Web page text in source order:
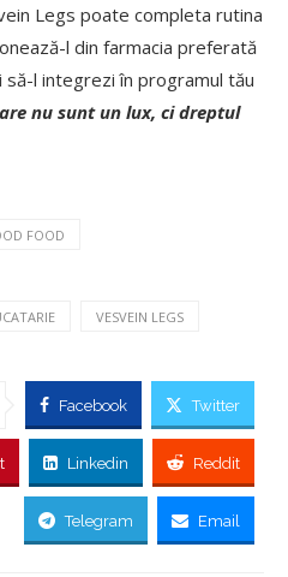
Legs poate completa rutina
l din farmacia preferată
să-l integrezi în programul tău
nu sunt un lux, ci dreptul
FOOD
VESVEIN LEGS
Facebook Twitter
Linkedin Reddit
Telegram Email